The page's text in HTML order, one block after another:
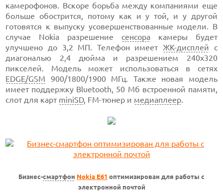
камерофонов. Вскоре борьба между компаниями еще
больше обострится, потому как и у той, и у другой
готовятся к выпуску усовершенствованные модели. В
случае Nokia разрешение сенсоракамеры будет
улучшено до 3,2 МП. Телефон имеет ЖК-дисплей с
диагональю 2,4 дюйма и разрешением 240х320
пикселей. Модель может использоваться в сетях
EDGE/GSM 900/1800/1900 МГц. Также новая модель
имеет поддержку Bluetooth, 50 Мб встроенной памяти,
слот для карт miniSD, FM-тюнер и медиаплеер.
Бизнес-смартфон Nokia Е61 оптимизирован для работы с
электронной почтой